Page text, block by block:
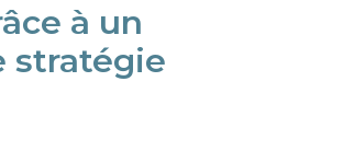
à un
stratégie